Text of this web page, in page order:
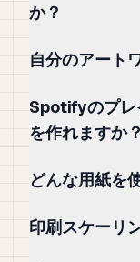
か？
自分のアート
Spotifyのプレ
を作れますか？
どんな用紙を
印刷スケーリ